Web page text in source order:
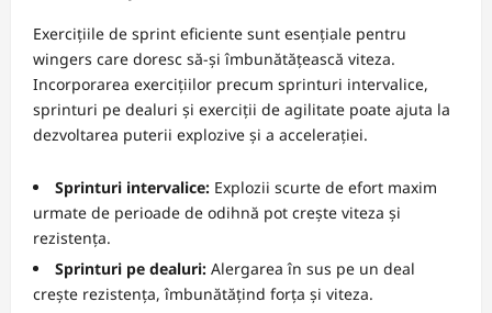
Exercițiile de sprint eficiente sunt esențiale pentru
wingers care doresc să-și îmbunătățească viteza.
Incorporarea exercițiilor precum sprinturi intervalice,
sprinturi pe dealuri și exerciții de agilitate poate ajuta la
dezvoltarea puterii explozive și a accelerației.
Sprinturi intervalice: Explozii scurte de efort maxim
urmate de perioade de odihnă pot crește viteza și
rezistența.
Sprinturi pe dealuri: Alergarea în sus pe un deal
crește rezistența, îmbunătățind forța și viteza.